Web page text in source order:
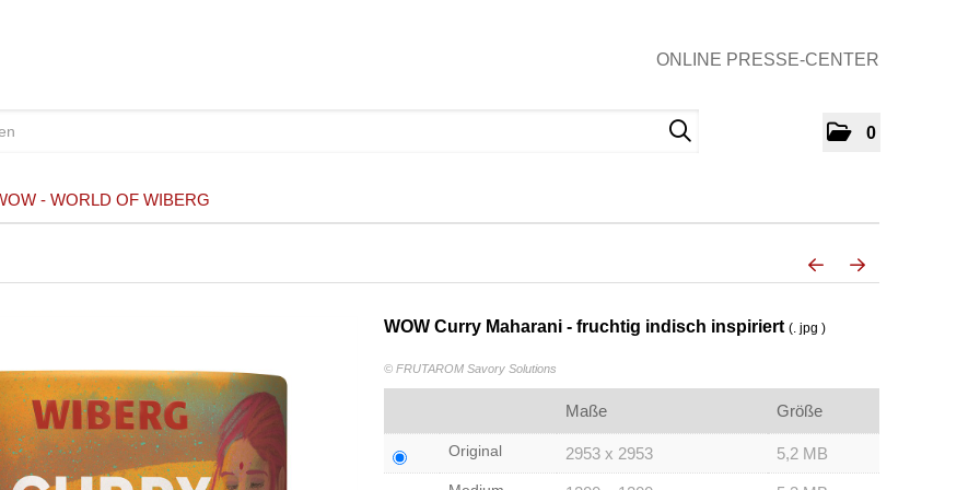
ONLINE PRESSE-CENTER
0
- WORLD OF WIBERG
WOW Curry Maharani - fruchtig indisch inspiriert (. jpg )
© FRUTAROM Savory Solutions
Maße Größe
Original 2953 x 2953 5,2 MB